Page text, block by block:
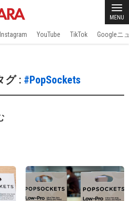
MENU
Instagram YouTube TikTok Googleニ
グ : #PopSockets